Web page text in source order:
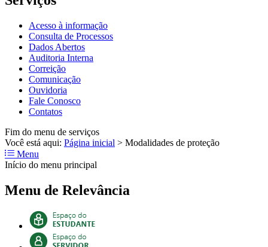
Acesso à informação
Consulta de Processos
Dados Abertos
Auditoria Interna
Correição
Comunicação
Ouvidoria
Fale Conosco
Contatos
Fim do menu de serviços
Você está aqui: Página inicial > Modalidades de proteção
Menu
Início do menu principal
Menu de Relevância